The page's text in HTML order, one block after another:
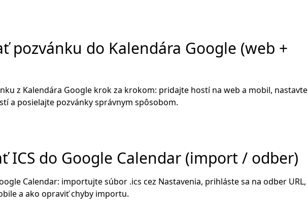
pozvánku do Kalendára Google (web +
z Kalendára Google krok za krokom: pridajte hostí na web a mobil, nastavte
a posielajte pozvánky správnym spôsobom.
ICS do Google Calendar (import / odber)
Calendar: importujte súbor .ics cez Nastavenia, prihláste sa na odber URL,
a ako opraviť chyby importu.